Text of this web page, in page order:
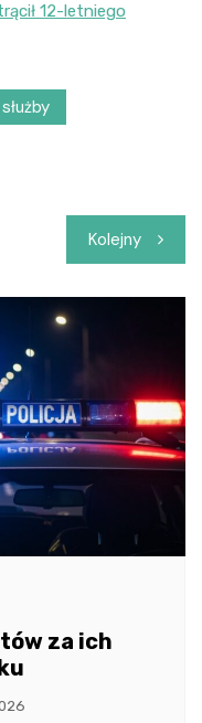
12-letniego
służby
Kolejny
za ich